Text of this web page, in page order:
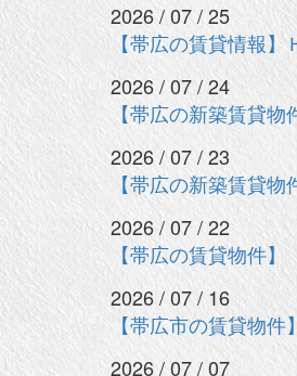
2026 / 07 / 25
【帯広の賃貸情
2026 / 07 / 24
【帯広の新築賃貸
2026 / 07 / 23
【帯広の新築賃貸
2026 / 07 / 22
【帯広の賃貸物件
2026 / 07 / 16
【帯広市の賃貸物
2026 / 07 / 07